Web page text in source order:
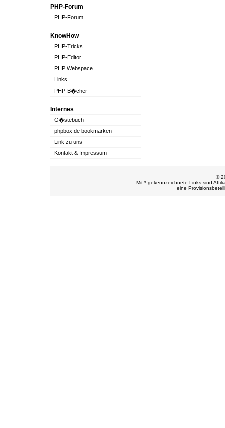
PHP-Forum
PHP-Forum
KnowHow
PHP-Tricks
PHP-Editor
PHP Webspace
Links
PHP-B�cher
Internes
G�stebuch
phpbox.de bookmarken
Link zu uns
Kontakt & Impressum
©
Mit * gekennzeichnete Links sind
eine